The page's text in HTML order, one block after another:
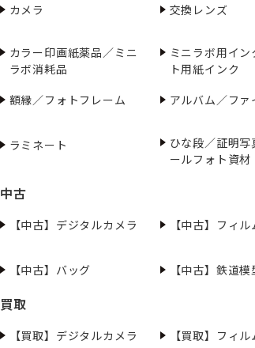
カメラ 交換レンズ
カラー印画紙薬品／ミニ
ラボ消耗品
ミニラボ用イン
ト用紙インク
額縁／フォトフレーム
アルバム／ファ
ラミネート
ひな段／証明写
ールフォト資材
中古
【中古】デジタルカメラ 【中古】フィ
【中古】バッグ
【中古】鉄道模
買取
【買取】デジタルカメラ 【買取】フィ